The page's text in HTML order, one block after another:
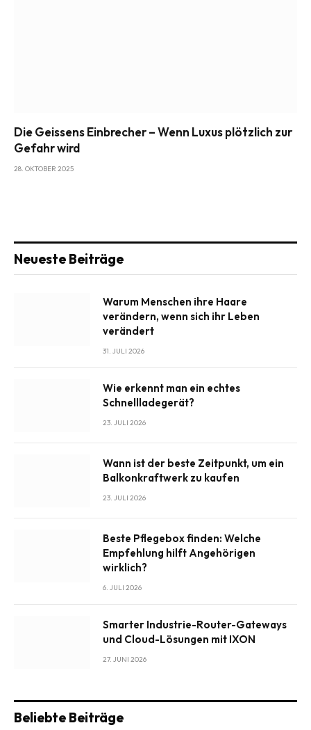
Die Geissens Einbrecher – Wenn Luxus plötzlich zur
Gefahr wird
28. OKTOBER 2025
Neueste Beiträge
Warum Menschen ihre Haare
verändern, wenn sich ihr Leben
verändert
31. JULI 2026
Wie erkennt man ein echtes
Schnellladegerät?
23. JULI 2026
Wann ist der beste Zeitpunkt, um ein
Balkonkraftwerk zu kaufen
23. JULI 2026
Beste Pflegebox finden: Welche
Empfehlung hilft Angehörigen
wirklich?
6. JULI 2026
Smarter Industrie-Router-Gateways
und Cloud-Lösungen mit IXON
27. JUNI 2026
Beliebte Beiträge